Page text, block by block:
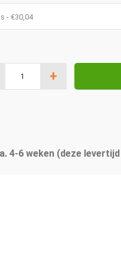
- €30,04
+
4-6 weken (deze